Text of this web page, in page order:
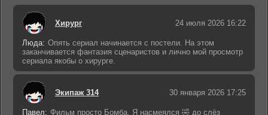
Хирург 24 июля 2026 16:22
Люда: Опять сериал начинается с постели. На этом
заканчивается фантазия сценаристов и лично мой просмотр
сериала якобы о хирурге.
Экипаж 314 30 января 2026 17:25
Павел: Фильм просто Бомба. Я насмеялся 🤣 до слёз